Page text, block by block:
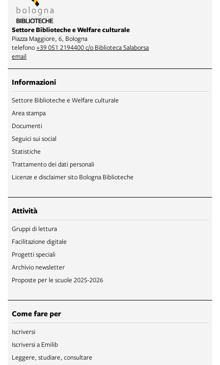
Settore Biblioteche e Welfare culturale
Piazza Maggiore, 6, Bologna
telefono+39 051 2194400 c/o Biblioteca Salaborsa
email
Informazioni
Settore Biblioteche e Welfare culturale
Area stampa
Documenti
Seguici sui social
Statistiche
Trattamento dei dati personali
Licenze e disclaimer sito Bologna Biblioteche
Attività
Gruppi di lettura
Facilitazione digitale
Progetti speciali
Archivio newsletter
Proposte per le scuole 2025-2026
Come fare per
Iscriversi
Iscriversi a Emilib
Leggere, studiare, consultare